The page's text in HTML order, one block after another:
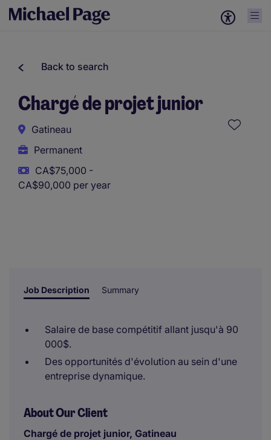
Back to search
Chargé de projet junior
Gatineau
Permanent
CA$75,000 -
CA$90,000 per year
Job Description Summary
Salaire de base compétitif allant jusqu'à 90
000$.
Des opportunités d'évolution au sein d'une
entreprise dynamique.
About Our Client
Chargé de projet junior, Gatineau